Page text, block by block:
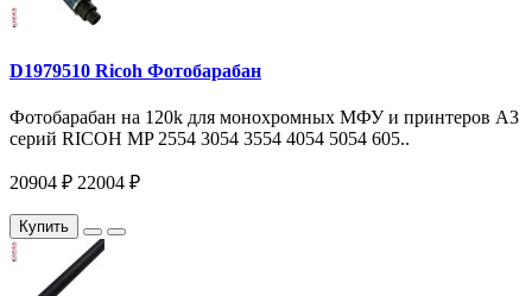
D1979510 Ricoh Фотобарабан
Фотобарабан на 120k для монохромных МФУ и принтеров A3
серий RICOH MP 2554 3054 3554 4054 5054 605..
20904 ₽ 22004 ₽
Купить